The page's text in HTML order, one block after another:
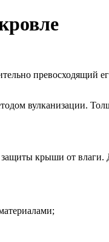
превосходящий
вулканизации.
крыши от влаги.